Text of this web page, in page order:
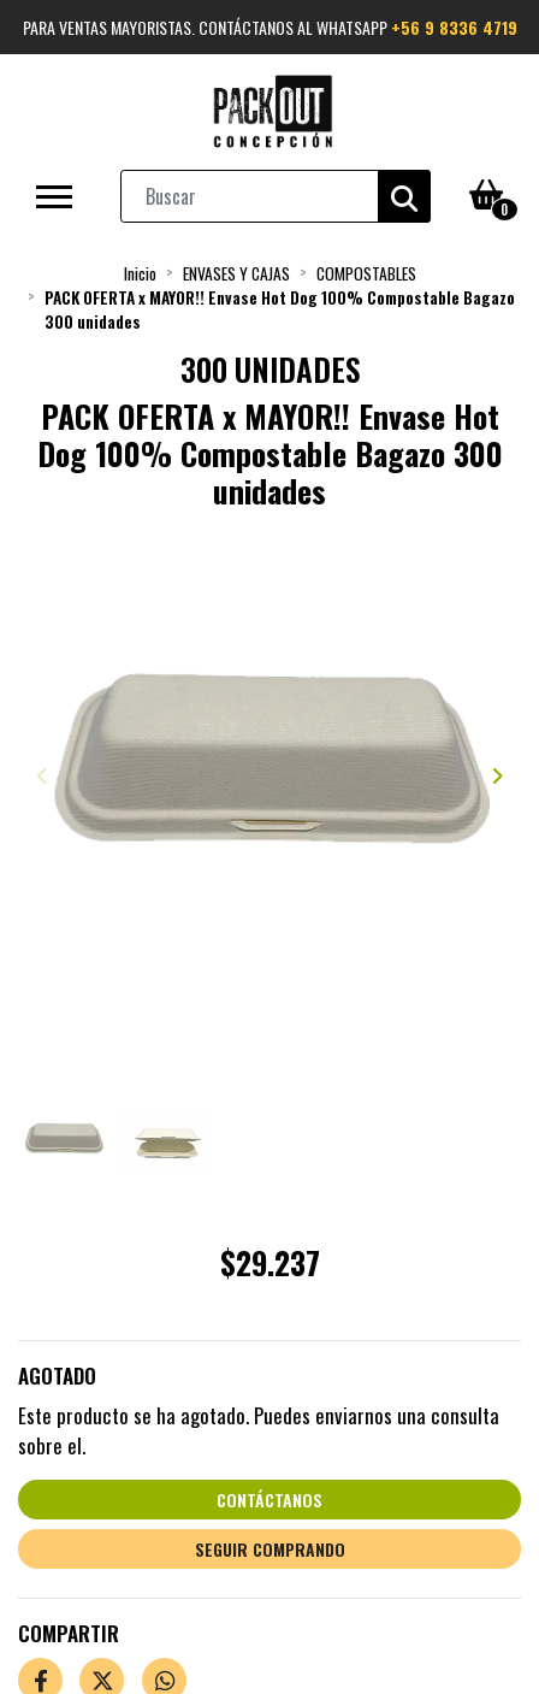
PARA VENTAS MAYORISTAS. CONTÁCTANOS AL WHATSAPP+56 9 8336 4719
0
Inicio ENVASES Y CAJAS
COMPOSTABLES
PACK OFERTA x MAYOR!! Envase Hot Dog 100% Compostable Bagazo
300 unidades
300 UNIDADES
PACK OFERTA x MAYOR!! Envase Hot
Dog 100% Compostable Bagazo 300
unidades
$29.237
AGOTADO
Este producto se ha agotado. Puedes enviarnos una consulta
sobre el.
CONTÁCTANOS
SEGUIR COMPRANDO
COMPARTIR